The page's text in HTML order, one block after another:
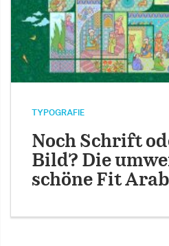
TYPOGRAFIE
Noch Schrift
Bild? Die
schöne Fit